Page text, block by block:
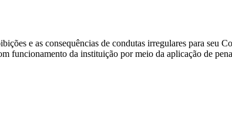
e as consequências de condutas irregulares para seu
funcionamento da instituição por meio da aplicação de